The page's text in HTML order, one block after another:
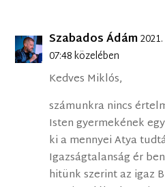
Szabados Ádám
07:48 közelében
Kedves Miklós,
számunkra nincs
Isten gyermekének
ki a mennyei Atya
Igazságtalanság ér
hitünk szerint az igaz